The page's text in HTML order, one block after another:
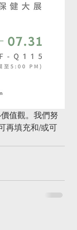
值觀。我們努
再填充和/或可